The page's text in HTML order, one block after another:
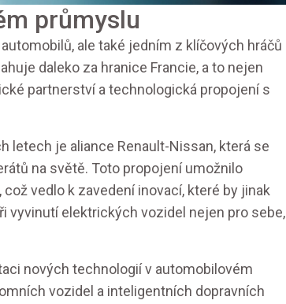
průmyslu
ale také jedním z klíčových hráčů
daleko za hranice Francie, a to nejen
partnerství a technologická propojení s
je aliance Renault-Nissan, která se
na světě. Toto propojení umožnilo
vedlo k zavedení inovací, které by jinak
vyvinutí elektrických vozidel nejen pro sebe,
nových technologií v automobilovém
vozidel a inteligentních dopravních